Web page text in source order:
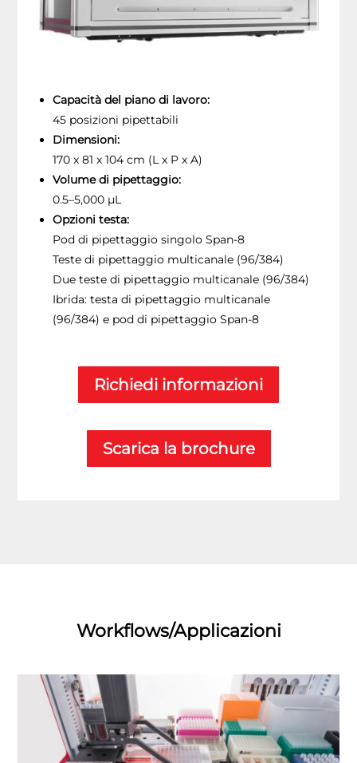
Capacità del piano di lavoro:
45 posizioni pipettabili
Dimensioni:
170 x 81 x 104 cm (L x P x A)
Volume di pipettaggio:
0.5–5,000 µL
Opzioni testa:
Pod di pipettaggio singolo Span-8
Teste di pipettaggio multicanale (96/384)
Due teste di pipettaggio multicanale (96/384)
Ibrida: testa di pipettaggio multicanale
(96/384) e pod di pipettaggio Span-8
Richiedi informazioni
Scarica la brochure
Workflows/Applicazioni